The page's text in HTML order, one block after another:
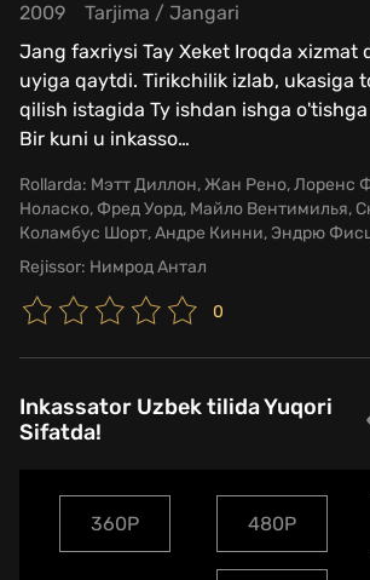
2009 Tarjima / Jangari
Jang faxriysi Tay Xeket Iroqda xizmat
uyiga qaytdi. Tirikchilik izlab, ukasiga
qilish istagida Ty ishdan ishga
Bir kuni u inkasso…
Rollarda: Мэтт Диллон, Жан Рено, Лоренс
Ноласко, Фред Уорд, Майло Вентимилья,
Коламбус Шорт, Андре Кинни, Эндрю
Rejissor: Нимрод Антал
0
Inkassator Uzbek tilida Yuqori
Sifatda!
360P 480P